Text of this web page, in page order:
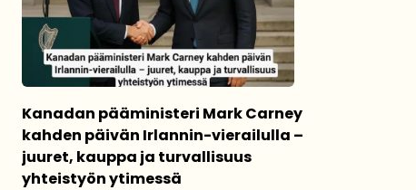
Kanadan pääministeri Mark Carney
kahden päivän Irlannin-vierailulla –
juuret, kauppa ja turvallisuus
yhteistyön ytimessä